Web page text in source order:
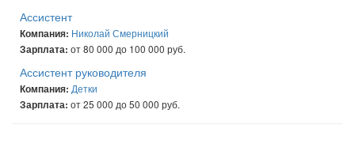
Ассистент
Компания: Николай Смерницкий
Зарплата: от 80 000 до 100 000 руб.
Ассистент руководителя
Компания: Детки
Зарплата: от 25 000 до 50 000 руб.